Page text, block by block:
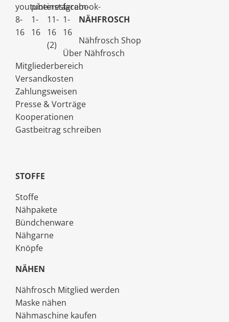
NÄHFROSCH
Nähfrosch Shop
Über Nähfrosch
Mitgliederbereich
Versandkosten
Zahlungsweisen
Presse & Vorträge
Kooperationen
Gastbeitrag schreiben
STOFFE
Stoffe
Nähpakete
Bündchenware
Nähgarne
Knöpfe
NÄHEN
Nähfrosch Mitglied werden
Maske nähen
Nähmaschine kaufen